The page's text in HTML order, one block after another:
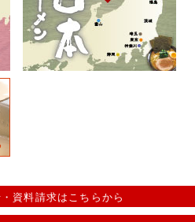
資料請求はこちらから